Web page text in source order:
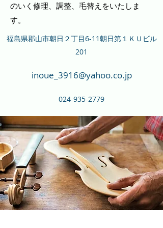
のいく修理、調整、毛替えをいたしま
す。
​福島県郡山市朝日２丁目6-11朝日第１ＫＵビル
201
inoue_3916@yahoo.co.jp
​024-935-2779